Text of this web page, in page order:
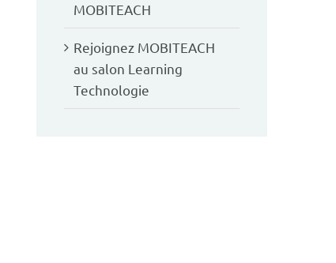
MOBITEACH
Rejoignez MOBITEACH
au salon Learning
Technologie